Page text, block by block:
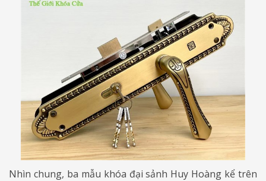
Nhìn chung, ba mẫu khóa đại sảnh Huy Hoàng kể trên